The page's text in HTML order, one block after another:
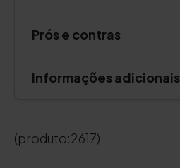
Prós e contras
Informações adicionais
(produto:2617)